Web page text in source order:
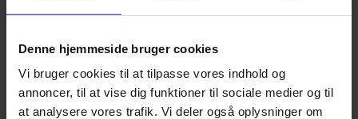
Denne hjemmeside bruger cookies
Vi bruger cookies til at tilpasse vores indhold og
annoncer, til at vise dig funktioner til sociale medier og til
at analysere vores trafik. Vi deler også oplysninger om